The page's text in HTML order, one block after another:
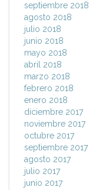
septiembre 2018
agosto 2018
julio 2018
junio 2018
mayo 2018
abril 2018
marzo 2018
febrero 2018
enero 2018
diciembre 2017
noviembre 2017
octubre 2017
septiembre 2017
agosto 2017
julio 2017
junio 2017